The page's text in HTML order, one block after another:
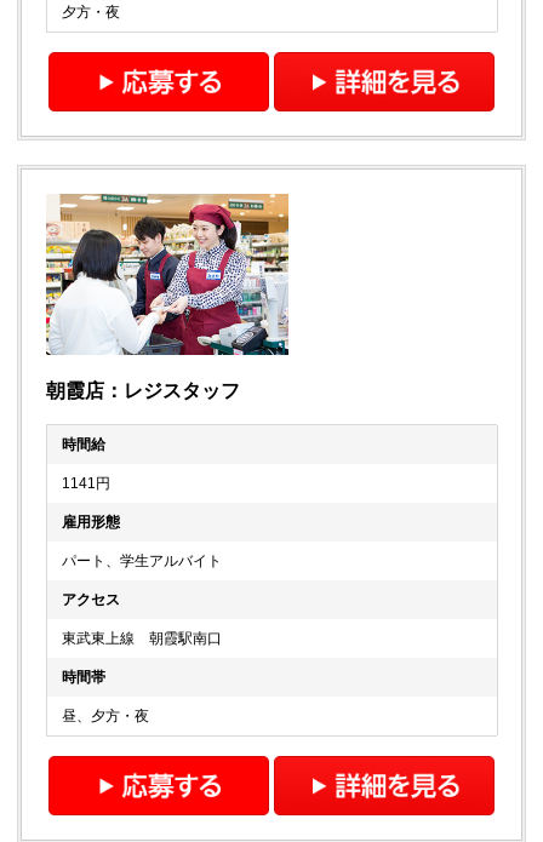
夕方・夜
朝霞店：レジスタッフ
時間給
1141円
雇用形態
パート、学生アルバイト
アクセス
東武東上線 朝霞駅南口
時間帯
昼、夕方・夜